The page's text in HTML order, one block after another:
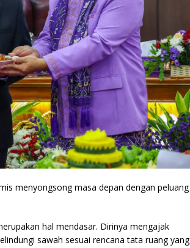
menyongsong masa depan dengan peluang
hal mendasar. Dirinya mengajak
sawah sesuai rencana tata ruang yang